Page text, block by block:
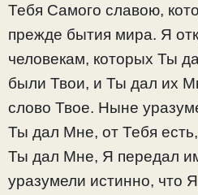
Тебя Самого славою,
прежде бытия мира. Я
человекам, которых Ты
были Твои, и Ты дал их
слово Твое. Ныне
Ты дал Мне, от Тебя
Ты дал Мне, Я передал
уразумели истинно, что